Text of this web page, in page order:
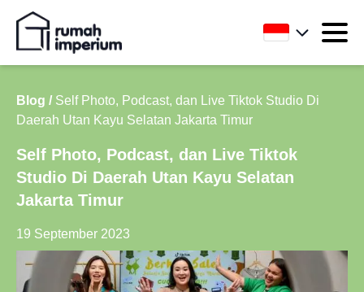
Blog / Self Photo, Podcast, dan Live Tiktok Studio Di
Daerah Utan Kayu Selatan Jakarta Timur
Self Photo, Podcast, dan Live Tiktok
Studio Di Daerah Utan Kayu Selatan
Jakarta Timur
19 September 2023